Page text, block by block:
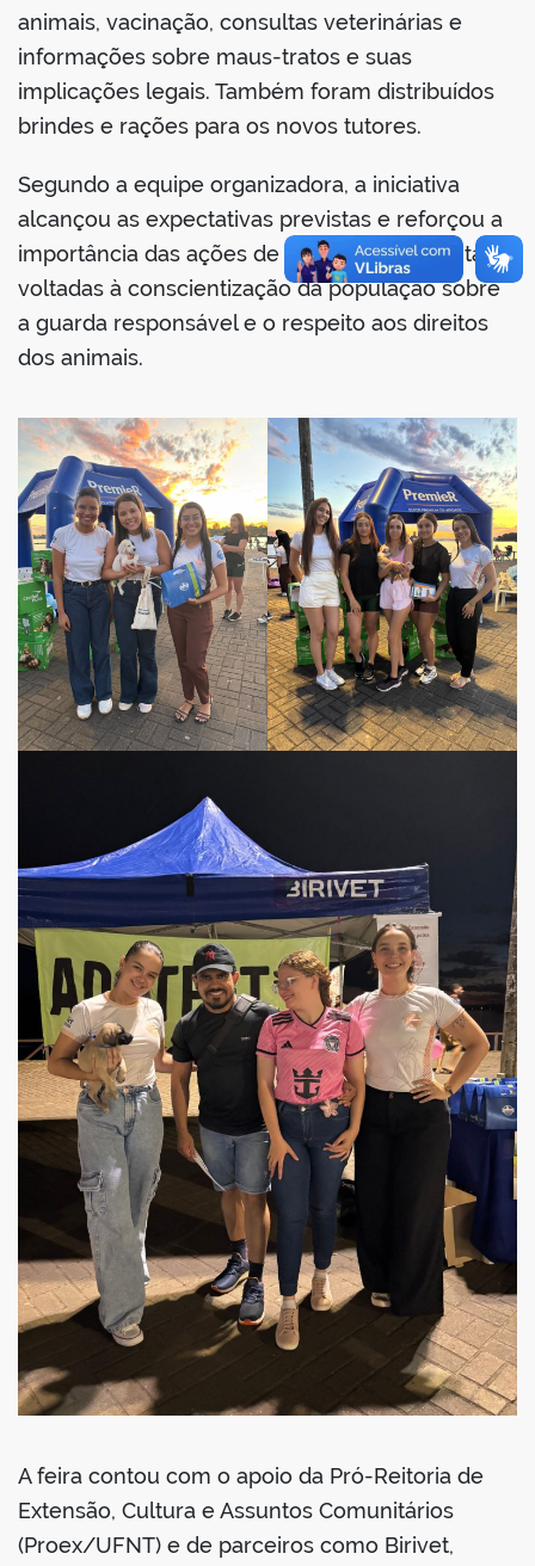
animais, vacinação, consultas veterinárias e
informações sobre maus-tratos e suas
implicações legais. Também foram distribuídos
brindes e rações para os novos tutores.
Segundo a equipe organizadora, a iniciativa
alcançou as expectativas previstas e reforçou a
importância das ações de extensão universitária
voltadas à conscientização da população sobre
a guarda responsável e o respeito aos direitos
dos animais.
A feira contou com o apoio da Pró-Reitoria de
Extensão, Cultura e Assuntos Comunitários
(Proex/UFNT) e de parceiros como Birivet,